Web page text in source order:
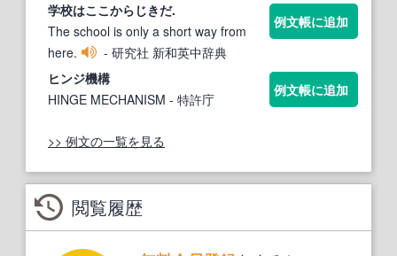
学校はここから じきだ.
The school is only a short way from
here.
- 研究社 新和英中辞典
例文帳に追加
ヒンジ機構
HINGE MECHANISM - 特許庁
例文帳に追加
>> 例文の一覧を見る
閲覧履歴